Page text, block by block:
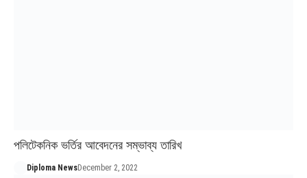
পলিটেকনিক ভর্তির আবেদনের সম্ভাব্য তারিখ
Diploma NewsDecember 2, 2022